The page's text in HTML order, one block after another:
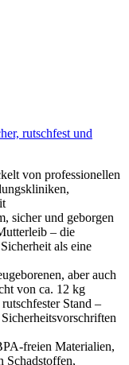
rutschfest und
von professionellen
sicher und geborgen
– die
als eine
aber auch
von ca. 12 kg
Stand –
freien Materialien,
Schadstoffen,